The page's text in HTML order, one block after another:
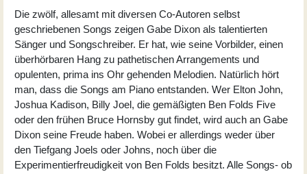
Die zwölf, allesamt mit diversen Co-Autoren selbst
geschriebenen Songs zeigen Gabe Dixon als talentierten
Sänger und Songschreiber. Er hat, wie seine Vorbilder, einen
überhörbaren Hang zu pathetischen Arrangements und
opulenten, prima ins Ohr gehenden Melodien. Natürlich hört
man, dass die Songs am Piano entstanden. Wer Elton John,
Joshua Kadison, Billy Joel, die gemäßigten Ben Folds Five
oder den frühen Bruce Hornsby gut findet, wird auch an Gabe
Dixon seine Freude haben. Wobei er allerdings weder über
den Tiefgang Joels oder Johns, noch über die
Experimentierfreudigkeit von Ben Folds besitzt. Alle Songs- ob